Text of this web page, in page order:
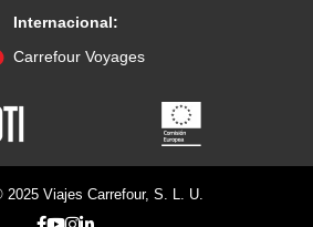
Internacional:
Carrefour Voyages
2025 Viajes Carrefour, S. L. U.